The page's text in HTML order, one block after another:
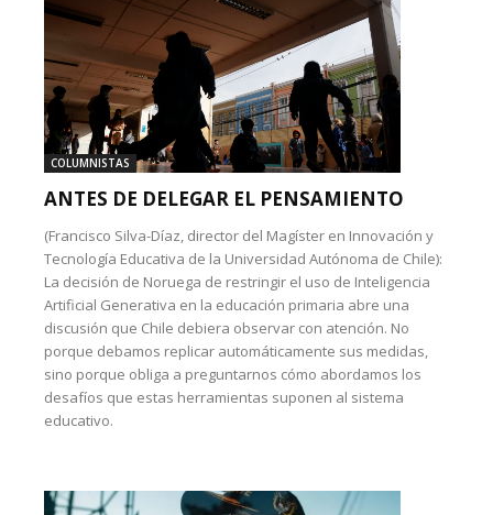
COLUMNISTAS
ANTES DE DELEGAR EL PENSAMIENTO
(Francisco Silva-Díaz, director del Magíster en Innovación y
Tecnología Educativa de la Universidad Autónoma de Chile):
La decisión de Noruega de restringir el uso de Inteligencia
Artificial Generativa en la educación primaria abre una
discusión que Chile debiera observar con atención. No
porque debamos replicar automáticamente sus medidas,
sino porque obliga a preguntarnos cómo abordamos los
desafíos que estas herramientas suponen al sistema
educativo.